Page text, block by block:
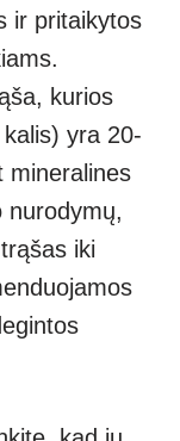
ir pritaikytos
kurios
yra 20-
mineralines
nurodymų,
iki